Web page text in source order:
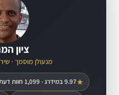
ציון
מנעולן מוסמך ·
9.97 במידרג · 1,099 חוות דעת